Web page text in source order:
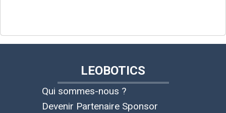
LEOBOTICS
Qui sommes-nous ?
Devenir Partenaire Sponsor